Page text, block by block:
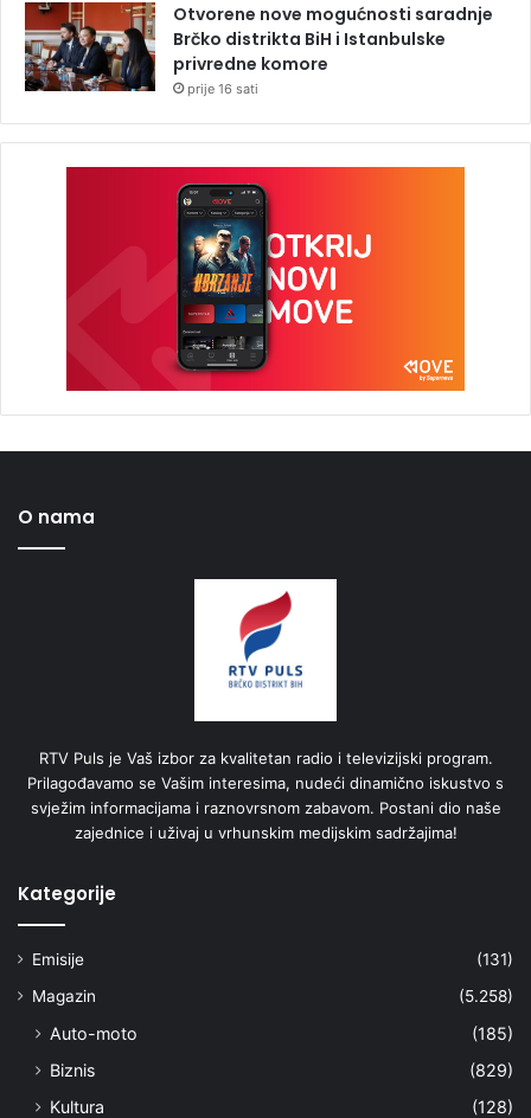
Otvorene nove mogućnosti saradnje
Brčko distrikta BiH i Istanbulske
privredne komore
prije 16 sati
O nama
RTV Puls je Vaš izbor za kvalitetan radio i televizijski program.
Prilagođavamo se Vašim interesima, nudeći dinamično iskustvo s
svježim informacijama i raznovrsnom zabavom. Postani dio naše
zajednice i uživaj u vrhunskim medijskim sadržajima!
Kategorije
Emisije
(131)
Magazin
(5.258)
Auto-moto
(185)
Biznis
(829)
Kultura
(128)